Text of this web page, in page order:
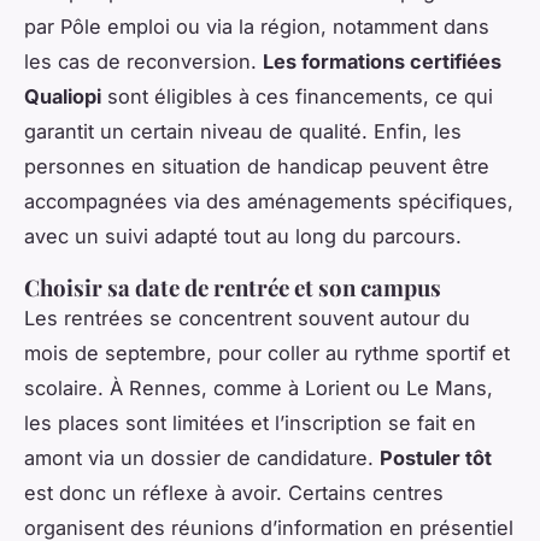
par Pôle emploi ou via la région, notamment dans
les cas de reconversion. Les formations certifiées
Qualiopi sont éligibles à ces financements, ce qui
garantit un certain niveau de qualité. Enfin, les
personnes en situation de handicap peuvent être
accompagnées via des aménagements spécifiques,
avec un suivi adapté tout au long du parcours.
Choisir sa date de rentrée et son campus
Les rentrées se concentrent souvent autour du
mois de septembre, pour coller au rythme sportif et
scolaire. À Rennes, comme à Lorient ou Le Mans,
les places sont limitées et l’inscription se fait en
amont via un dossier de candidature. Postuler tôt
est donc un réflexe à avoir. Certains centres
organisent des réunions d’information en présentiel